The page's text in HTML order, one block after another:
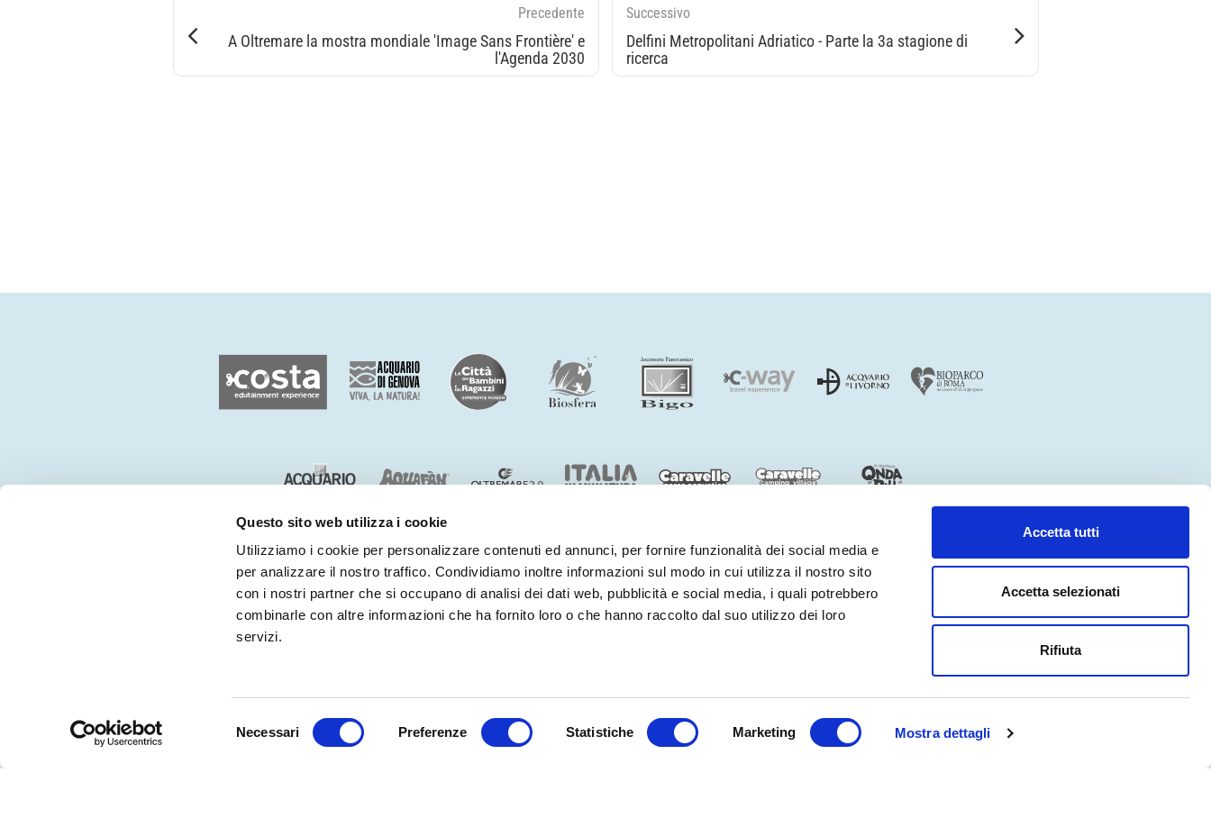
Questo sito web utilizza i cookie
Utilizziamo i cookie per personalizzare contenuti ed annunci, per fornire funzionalità dei social media e
per analizzare il nostro traffico. Condividiamo inoltre informazioni sul modo in cui utilizza il nostro sito
con i nostri partner che si occupano di analisi dei dati web, pubblicità e social media, i quali potrebbero
combinarle con altre informazioni che ha fornito loro o che hanno raccolto dal suo utilizzo dei loro
servizi.
Necessari Preferenze Statistiche Marketing Mostra dettagli
Accetta tutti
Accetta selezionati
Rifiuta
Successivo
Delfini Metropolitani Adriatico - Parte la 3a stagione di
ricerca
Precedente
A Oltremare la mostra mondiale 'Image Sans Frontière' e
l'Agenda 2030
BENVENUTI NEL MONDO DICOSTA EDUTAINMENT
- P.iva 03362540100 - REA 333033
Acquista ora
e risparmia con i biglietti online!
Biglietti Parco + Hotel